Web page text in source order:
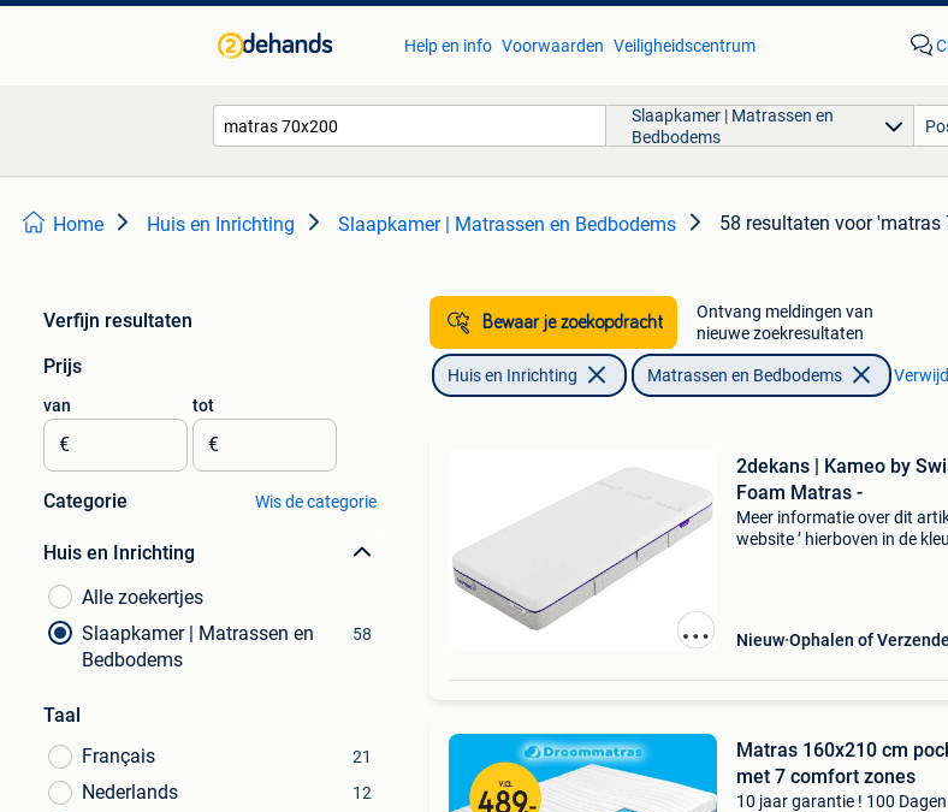
Help en info Voorwaarden Veiligheidscentrum
Slaapkamer | Matrassen en
Bedbodems
Home Huis en Inrichting Slaapkamer | Matrassen en Bedbodems 58 resultaten voor 'matras
Verfijn resultaten
Prijs
van
€
tot
€
Categorie Wis de categorie
Huis en Inrichting
Alle zoekertjes
Slaapkamer | Matrassen en
Bedbodems
58
Taal
Français
21
Nederlands 12
Bewaar je zoekopdracht
Ontvang meldingen van
nieuwe zoekresultaten
Huis en Inrichting Matrassen en Bedbodems
2dekans | Kameo by
Foam Matras -
Meer informatie over dit
website ’ hierboven in de
Nieuw Ophalen of
Matras 160x210 cm pocketveringmatras
met 7 comfort zones
10 jaar garantie ! 100